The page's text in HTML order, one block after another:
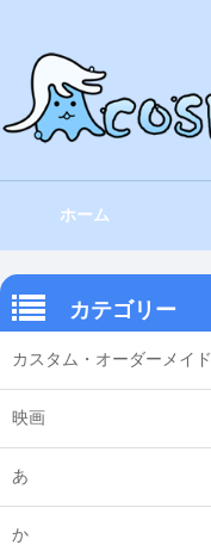
ホーム
カテゴリー
カスタム・オーダーメイド
映画
あ
か